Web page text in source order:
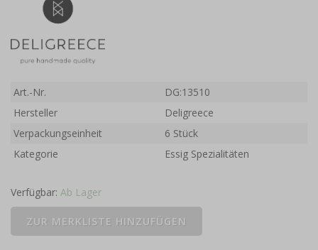
Art.-Nr.
DG:13510
Hersteller
Deligreece
Verpackungseinheit
6 Stück
Kategorie
Essig Spezialitäten
Verfügbar: Ab Lager